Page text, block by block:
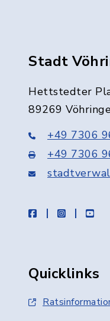
Stadt
Hettstedter
89269
+49 7306
+49 7306
facebookinstagram
Quicklinks